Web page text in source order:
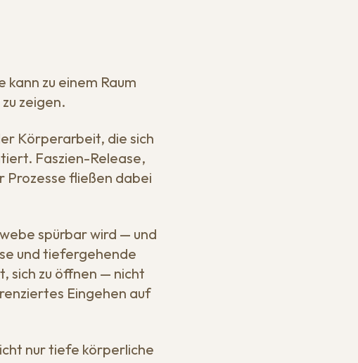
kann zu einem Raum
zeigen.
Körperarbeit, die sich
Faszien-Release,
Prozesse fließen dabei
spürbar wird — und
und tiefergehende
sich zu öffnen — nicht
Eingehen auf
nur tiefe körperliche